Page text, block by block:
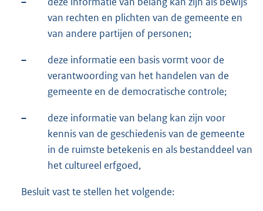
van rechten en plichten van de gemeente en
van andere partijen of personen;
–
deze informatie een basis vormt voor de
verantwoording van het handelen van de
gemeente en de democratische controle;
–
deze informatie van belang kan zijn voor
kennis van de geschiedenis van de gemeente
in de ruimste betekenis en als bestanddeel van
het cultureel erfgoed,
Besluit vast te stellen het volgende: